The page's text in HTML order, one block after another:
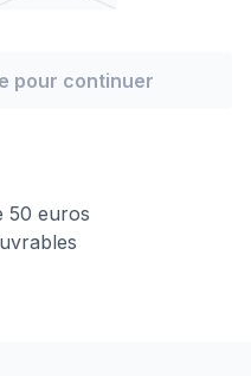
pour continuer
50 euros